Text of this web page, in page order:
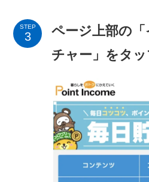
STEP
ページ上部の
チャー」をタ